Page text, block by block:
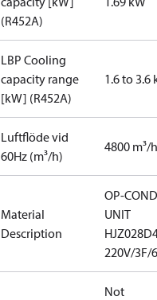
(R452A)
LBP Cooling
capacity range
[kW] (R452A)
1.6 to 3.6
Luftflöde vid
60Hz (m³/h)
4800 m³/h
Material
Description
OP-
UNIT
220V/3F/
Not